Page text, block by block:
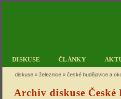
DISKUSE ČLÁNKY
diskuse » železnice » české budějovice a
Archiv diskuse